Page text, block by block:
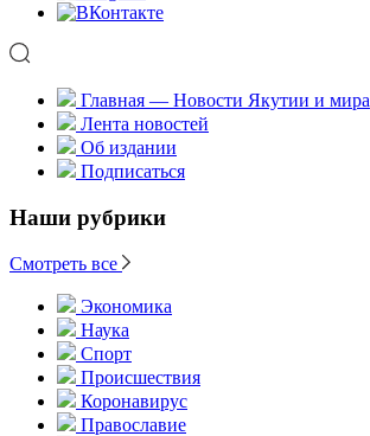
Главная — Новости Якутии и мира
Лента новостей
Об издании
Подписаться
Наши рубрики
Смотреть все
Экономика
Наука
Спорт
Происшествия
Коронавирус
Православие